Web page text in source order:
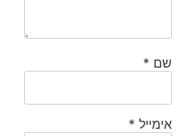
שם *
אימייל *